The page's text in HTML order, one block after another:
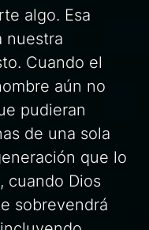
algo. Esa
nuestra
Cuando el
aún no
pudieran
de una sola
que lo
cuando Dios
sobrevendrá